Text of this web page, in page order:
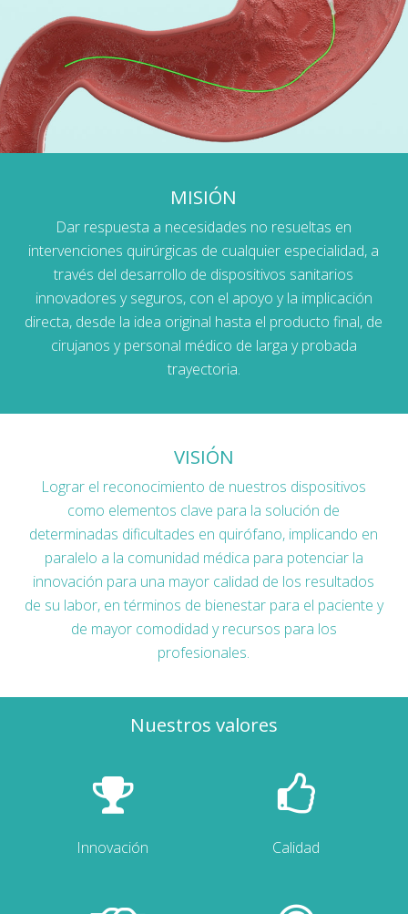
MISIÓN
Dar respuesta a necesidades no resueltas en
intervenciones quirúrgicas de cualquier especialidad, a
través del desarrollo de dispositivos sanitarios
innovadores y seguros, con el apoyo y la implicación
directa, desde la idea original hasta el producto final, de
cirujanos y personal médico de larga y probada
trayectoria.
VISIÓN
Lograr el reconocimiento de nuestros dispositivos
como elementos clave para la solución de
determinadas dificultades en quirófano, implicando en
paralelo a la comunidad médica para potenciar la
innovación para una mayor calidad de los resultados
de su labor, en términos de bienestar para el paciente y
de mayor comodidad y recursos para los
profesionales.
Nuestros valores
Innovación Calidad